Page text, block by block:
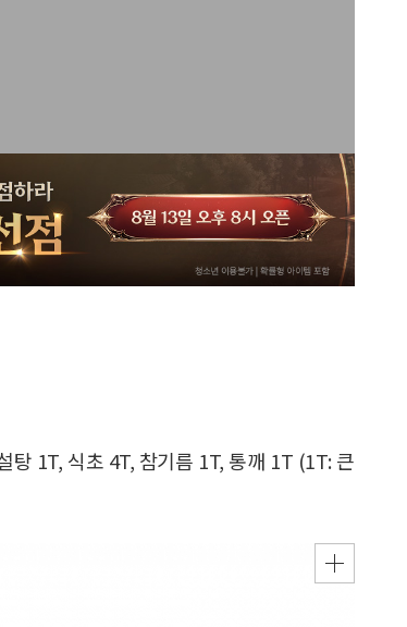
탕 1T, 식초 4T, 참기름 1T, 통깨 1T (1T: 큰